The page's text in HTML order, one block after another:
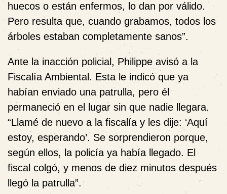
huecos o están enfermos, lo dan por válido.
Pero resulta que, cuando grabamos, todos los
árboles estaban completamente sanos”.
Ante la inacción policial, Philippe avisó a la
Fiscalía Ambiental. Esta le indicó que ya
habían enviado una patrulla, pero él
permaneció en el lugar sin que nadie llegara.
“Llamé de nuevo a la fiscalía y les dije: ‘Aquí
estoy, esperando’. Se sorprendieron porque,
según ellos, la policía ya había llegado. El
fiscal colgó, y menos de diez minutos después
llegó la patrulla”.